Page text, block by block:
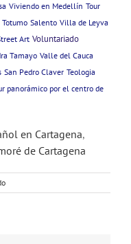
Viviendo en Medellín Tour
Salento Villa de Leyva
Art Voluntariado
Tamayo Valle del Cauca
San Pedro Claver Teologia
panorámico por el centro de
en Cartagena,
de Cartagena